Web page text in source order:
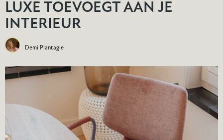
LUXE TOEVOEGT AAN JE
INTERIEUR
Demi Plantagie